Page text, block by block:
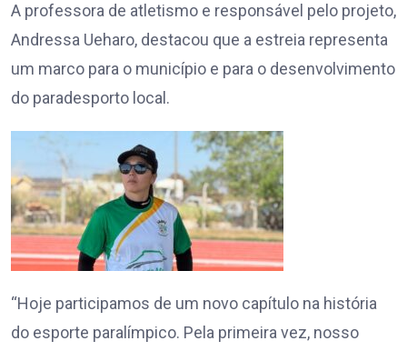
A professora de atletismo e responsável pelo projeto,
Andressa Ueharo, destacou que a estreia representa
um marco para o município e para o desenvolvimento
do paradesporto local.
“Hoje participamos de um novo capítulo na história
do esporte paralímpico. Pela primeira vez, nosso